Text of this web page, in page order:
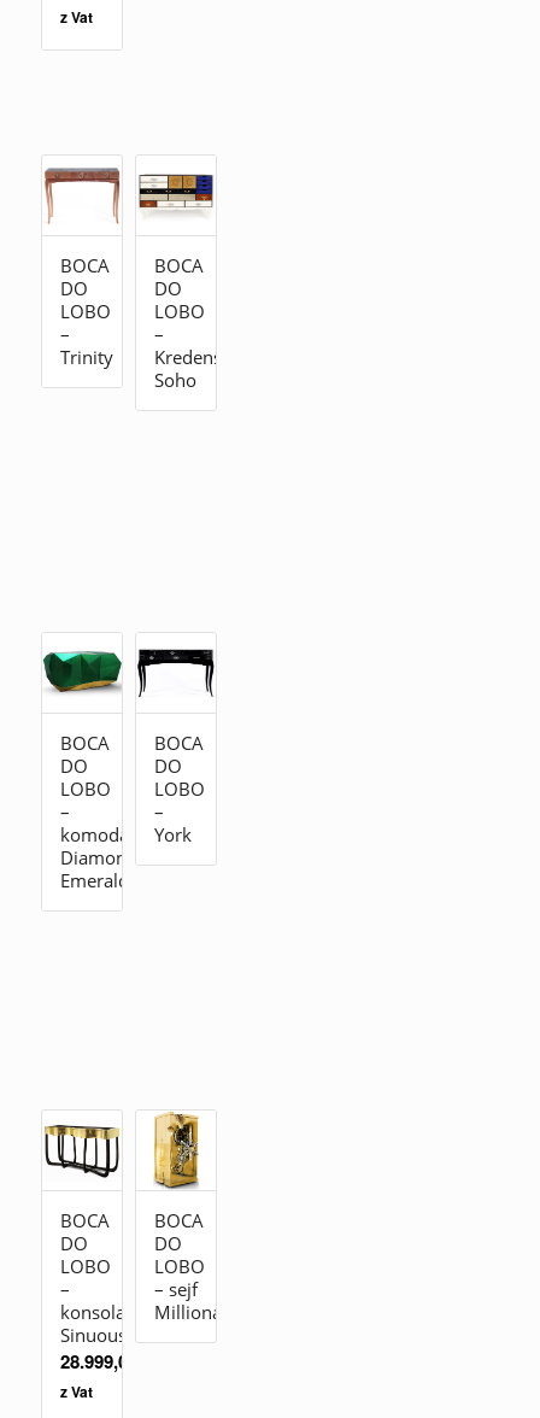
z Vat
BOCA
DO
LOBO
–
Trinity
BOCA
DO
LOBO
–
Kredens
Soho
BOCA
DO
LOBO
–
komoda
Diamond
Emerald
BOCA
DO
LOBO
–
York
BOCA
DO
LOBO
–
konsola
Sinuous
28.999,00
z Vat
BOCA
DO
LOBO
– sejf
Millionaire